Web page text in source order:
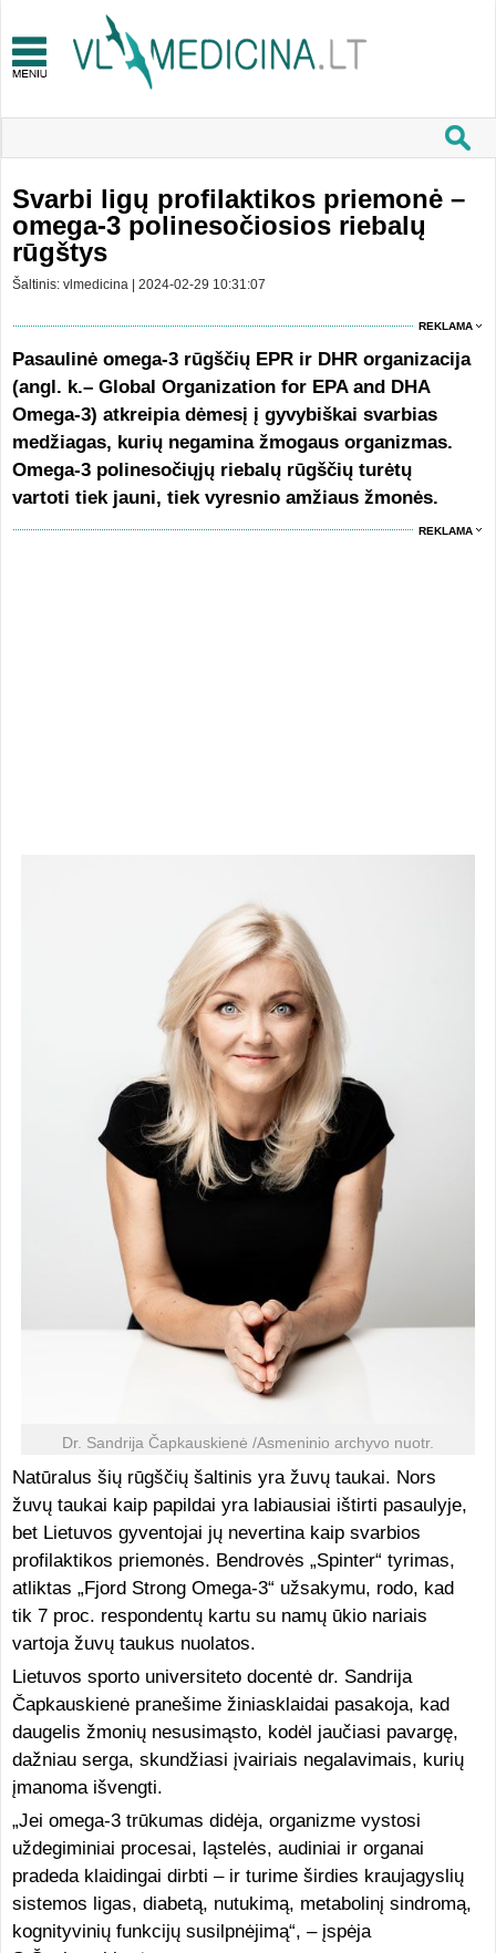
Svarbi ligų profilaktikos priemonė –
omega-3 polinesočiosios riebalų
rūgštys
Šaltinis: vlmedicina | 2024-02-29 10:31:07
REKLAMA
Pasaulinė omega-3 rūgščių EPR ir DHR organizacija
(angl. k.– Global Organization for EPA and DHA
Omega-3) atkreipia dėmesį į gyvybiškai svarbias
medžiagas, kurių negamina žmogaus organizmas.
Omega-3 polinesočiųjų riebalų rūgščių turėtų
vartoti tiek jauni, tiek vyresnio amžiaus žmonės.
REKLAMA
Dr. Sandrija Čapkauskienė /Asmeninio archyvo nuotr.
Natūralus šių rūgščių šaltinis yra žuvų taukai. Nors
žuvų taukai kaip papildai yra labiausiai ištirti pasaulyje,
bet Lietuvos gyventojai jų nevertina kaip svarbios
profilaktikos priemonės. Bendrovės „Spinter“ tyrimas,
atliktas „Fjord Strong Omega-3“ užsakymu, rodo, kad
tik 7 proc. respondentų kartu su namų ūkio nariais
vartoja žuvų taukus nuolatos.
Lietuvos sporto universiteto docentė dr. Sandrija
Čapkauskienė pranešime žiniasklaidai pasakoja, kad
daugelis žmonių nesusimąsto, kodėl jaučiasi pavargę,
dažniau serga, skundžiasi įvairiais negalavimais, kurių
įmanoma išvengti.
„Jei omega-3 trūkumas didėja, organizme vystosi
uždegiminiai procesai, ląstelės, audiniai ir organai
pradeda klaidingai dirbti – ir turime širdies kraujagyslių
sistemos ligas, diabetą, nutukimą, metabolinį sindromą,
kognityvinių funkcijų susilpnėjimą“, – įspėja